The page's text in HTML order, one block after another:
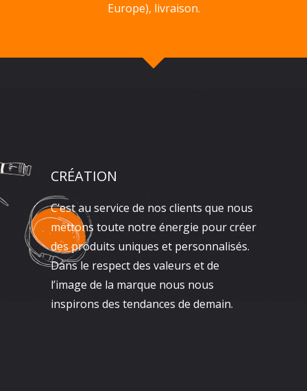
Europe), livraison.
CRÉATION
C’est au service de nos clients que nous
mettons toute notre énergie pour créer
des produits uniques et personnalisés.
Dans le respect des valeurs et de
l’image de la marque nous nous
inspirons des tendances de demain.